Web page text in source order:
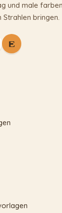
und male
Strahlen bringen.